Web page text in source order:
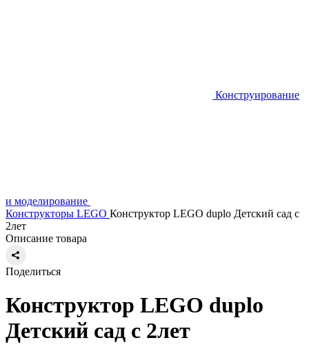
Конструирование
и моделирование
Конструкторы LEGO Конструктор LEGO duplo Детский сад с
2лет
Описание товара
Поделиться
Конструктор LEGO duplo
Детский сад с 2лет